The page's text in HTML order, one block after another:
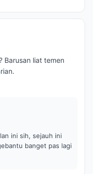
Barusan liat temen
ini sih, sejauh ini
banget pas lagi